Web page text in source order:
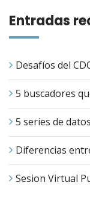
Entradas
Desafíos del
5 buscadores
5 series de
Diferencias
Sesion Virtual